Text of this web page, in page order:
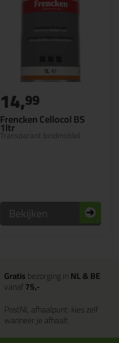
Frencken Cellocol BS
1ltr
Transparant bindmiddel
14,99
Bekijken
Gratisbezorging inNL & BE
vanaf75,-
PostNL afhaalpunt: kies zelf
wanneer je afhaalt